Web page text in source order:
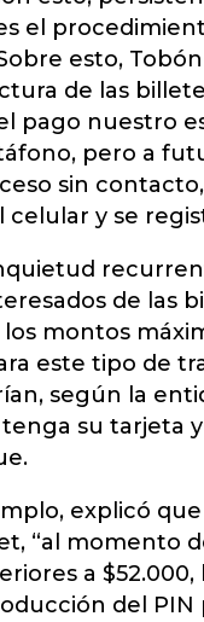
el
esto,
de las
pago nuestro
pero a
sin
celular y se
de las
los montos
este tipo de
según la
su tarjeta
explicó
“al momento
a $52.000,
del PIN